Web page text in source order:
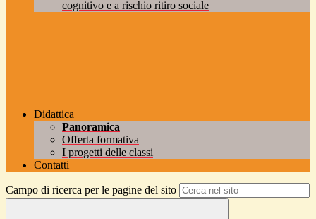
cognitivo e a rischio ritiro sociale
Didattica
Panoramica
Offerta formativa
I progetti delle classi
Contatti
Campo di ricerca per le pagine del sito